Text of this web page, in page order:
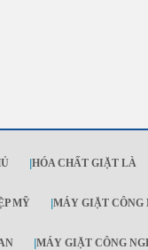
|HÓA CHẤT GIẶT LÀ
MỸ |MÁY GIẶT CÔNG
|MÁY GIẶT CÔNG